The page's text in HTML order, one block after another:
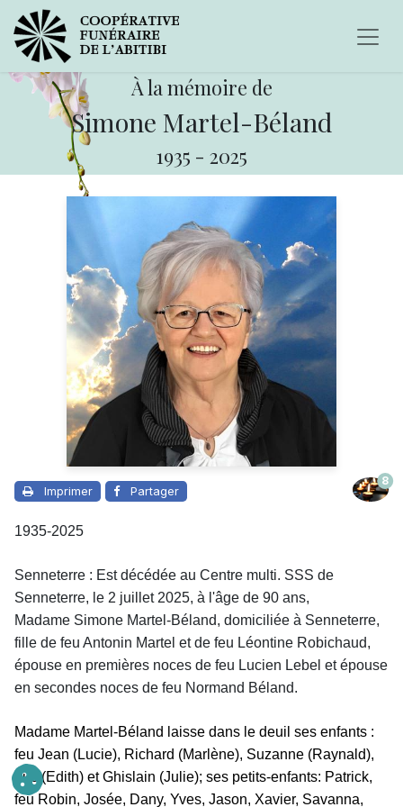
À la mémoire de
Simone Martel-Béland
1935 - 2025
Imprimer Partager
8
1935-2025
Senneterre : Est décédée au Centre multi. SSS de
Senneterre, le 2 juillet 2025, à l'âge de 90 ans,
Madame Simone Martel-Béland, domiciliée à Senneterre,
fille de feu Antonin Martel et de feu Léontine Robichaud,
épouse en premières noces de feu Lucien Lebel et épouse
en secondes noces de feu Normand Béland.
Madame Martel-Béland laisse dans le deuil ses enfants :
feu Jean (Lucie), Richard (Marlène), Suzanne (Raynald),
Luc (Edith) et Ghislain (Julie); ses petits-enfants: Patrick,
feu Robin, Josée, Dany, Yves, Jason, Xavier, Savanna,